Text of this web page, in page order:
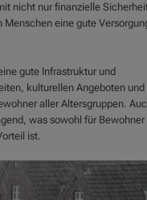
nicht nur finanzielle
eine gute
gute Infrastruktur und
kulturellen Angeboten und
aller Altersgruppen.
was sowohl für Bewohner
ist.